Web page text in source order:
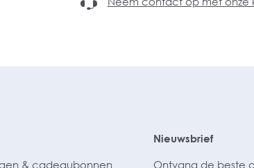
& cadeaubonnen
Nieuwsbrief
Ontvang de beste